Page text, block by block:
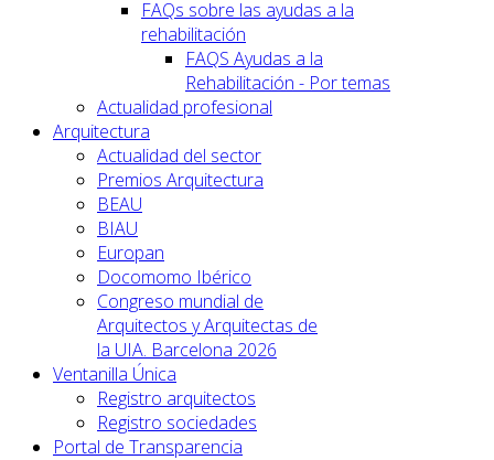
FAQs sobre las ayudas a la
rehabilitación
FAQS Ayudas a la
Rehabilitación - Por temas
Actualidad profesional
Arquitectura
Actualidad del sector
Premios Arquitectura
BEAU
BIAU
Europan
Docomomo Ibérico
Congreso mundial de
Arquitectos y Arquitectas de
la UIA. Barcelona 2026
Ventanilla Única
Registro arquitectos
Registro sociedades
Portal de Transparencia